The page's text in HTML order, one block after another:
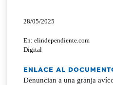
28/05/2025
En: elindependiente.com
Digital
ENLACE AL
Denuncian a una granja